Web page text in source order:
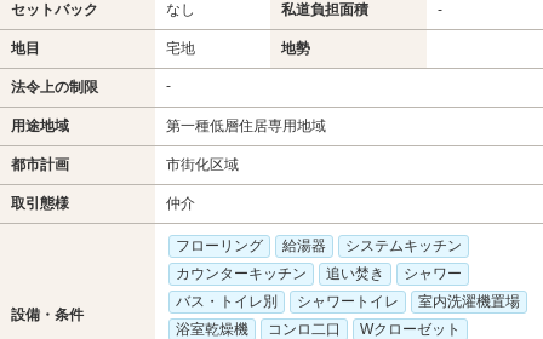
セットバック なし 私道負担面積 -
地目 宅地 地勢
法令上の制限 -
用途地域 第一種低層住居専用地域
都市計画 市街化区域
取引態様 仲介
設備・条件
フローリング 給湯器
システムキッチン
カウンターキッチン
追い焚き
シャワー
バス・トイレ別
シャワートイレ
室内洗濯機置場
浴室乾燥機
コンロ二口
Wクローゼット